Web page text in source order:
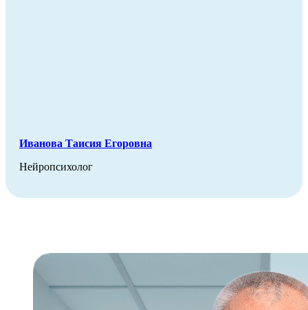
Иванова Таисия Егоровна
Нейропсихолог